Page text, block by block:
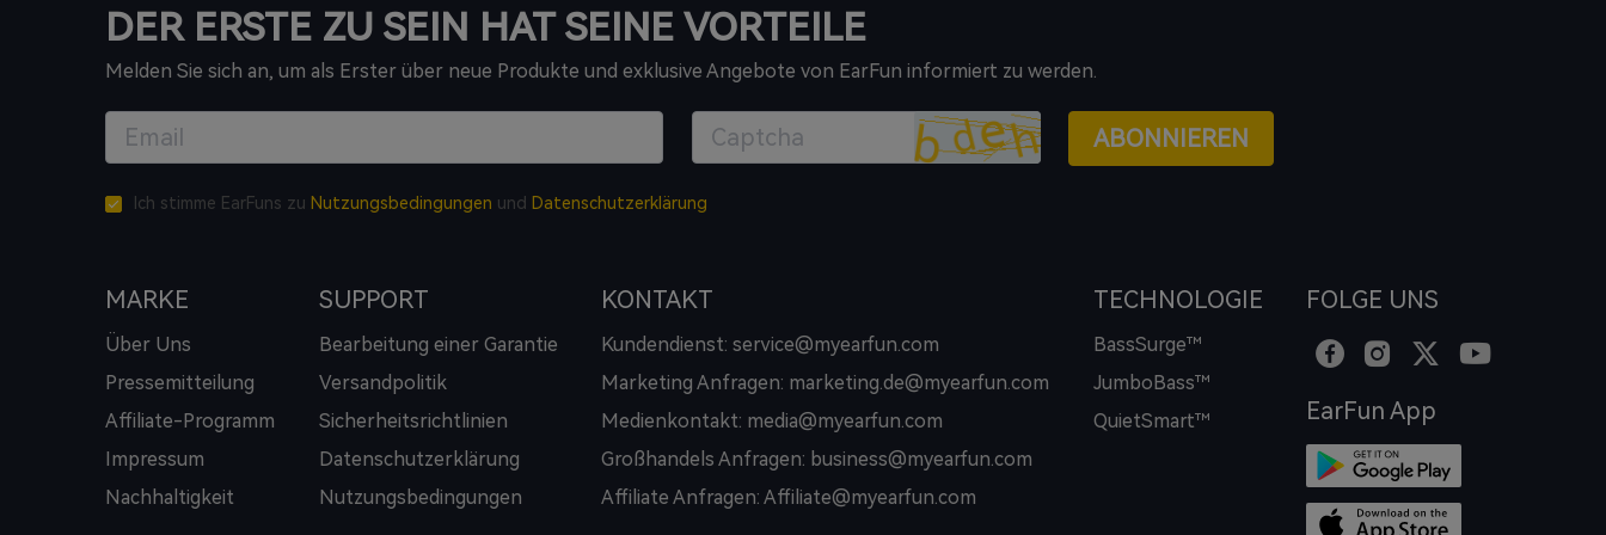
DER ERSTE ZU SEIN HAT SEINE VORTEILE
Melden Sie sich an, um als Erster über neue Produkte und exklusive Angebote von EarFun informiert zu werden.
ABONNIEREN
Ich stimme EarFuns zu Nutzungsbedingungen und Datenschutzerklärung
MARKE
Über Uns
Pressemitteilung
Affiliate-Programm
Impressum
Nachhaltigkeit
SUPPORT
Bearbeitung einer Garantie
Versandpolitik
Sicherheitsrichtlinien
Datenschutzerklärung
Nutzungsbedingungen
KONTAKT
Kundendienst: service@myearfun.com
Marketing Anfragen: marketing.de@myearfun.com
Medienkontakt: media@myearfun.com
Großhandels Anfragen: business@myearfun.com
Affiliate Anfragen: Affiliate@myearfun.com
TECHNOLOGIE
BassSurge™
JumboBass™
QuietSmart™
FOLGE UNS
EarFun App